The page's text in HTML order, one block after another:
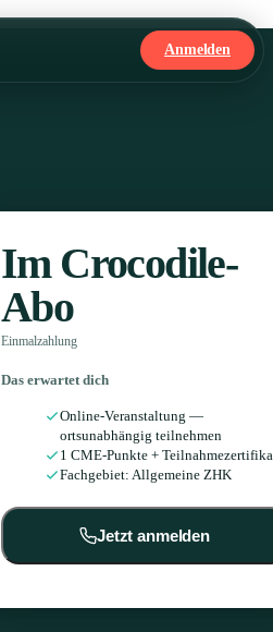
Anmelden
Im Crocodile-
Abo
Einmalzahlung
Das erwartet dich
Online-Veranstaltung —
ortsunabhängig teilnehmen
1 CME-Punkte +
Fachgebiet: Allgemeine ZHK
Jetzt anmelden